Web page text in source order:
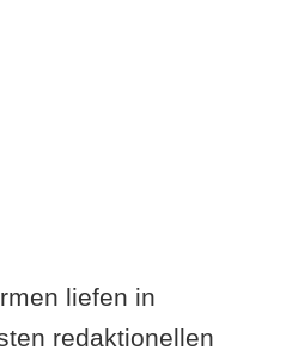
liefen in
redaktionellen